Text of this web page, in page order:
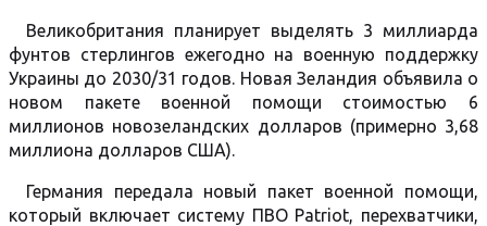
Великобритания планирует выделять 3 миллиарда
фунтов стерлингов ежегодно на военную поддержку
Украины до 2030/31 годов. Новая Зеландия объявила о
новом пакете военной помощи стоимостью 6
миллионов новозеландских долларов (примерно 3,68
миллиона долларов США).
Германия передала новый пакет военной помощи,
который включает систему ПВО Patriot, перехватчики,